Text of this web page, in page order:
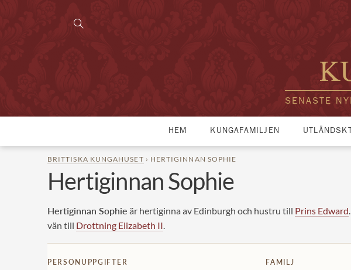
SENASTE
HEM KUNGAFAMILJEN UTLÄNDSKT
BRITTISKA KUNGAHUSET › HERTIGINNAN SOPHIE
Hertiginnan Sophie
Hertiginnan Sophie är hertiginna av Edinburgh och hustru till Prins Edward
vän till Drottning Elizabeth II.
PERSONUPPGIFTER FAMILJ